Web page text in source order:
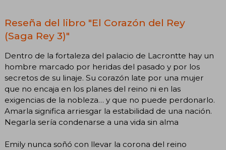
Reseña del libro "El Corazón del Rey
(Saga Rey 3)"
Dentro de la fortaleza del palacio de Lacrontte hay un
hombre marcado por heridas del pasado y por los
secretos de su linaje. Su corazón late por una mujer
que no encaja en los planes del reino ni en las
exigencias de la nobleza… y que no puede perdonarlo.
Amarla significa arriesgar la estabilidad de una nación.
Negarla sería condenarse a una vida sin alma
Emily nunca soñó con llevar la corona del reino